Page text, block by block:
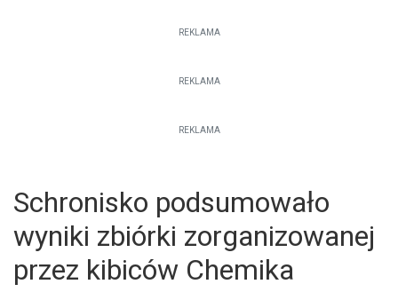
REKLAMA
REKLAMA
REKLAMA
Schronisko podsumowało
wyniki zbiórki zorganizowanej
przez kibiców Chemika